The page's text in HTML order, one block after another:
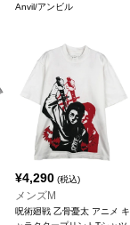
Anvil/アンビル
¥4,290(税込)
メンズM
呪術廻戦 乙骨憂太 アニメ キ